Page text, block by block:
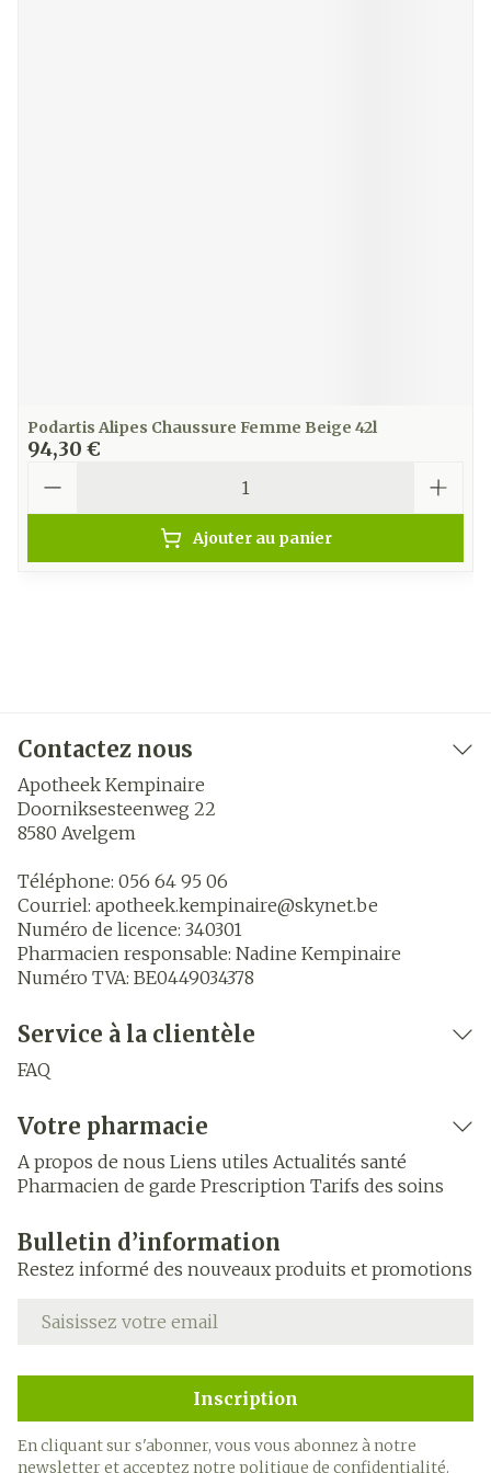
Podartis Alipes Chaussure Femme Beige 42l
94,30 €
Ajouter au panier
Contactez nous
Apotheek Kempinaire
Doorniksesteenweg 22
8580 Avelgem
Téléphone: 056 64 95 06
Courriel: apotheek.kempinaire@skynet.be
Numéro de licence: 340301
Pharmacien responsable: Nadine Kempinaire
Numéro TVA: BE0449034378
Service à la clientèle
FAQ
Votre pharmacie
A propos de nous Liens utiles Actualités santé
Pharmacien de garde Prescription Tarifs des soins
Bulletin d’information
Restez informé des nouveaux produits et promotions
Adresse mail
Inscription
En cliquant sur s'abonner, vous vous abonnez à notre
newsletter et acceptez notre politique de confidentialité.